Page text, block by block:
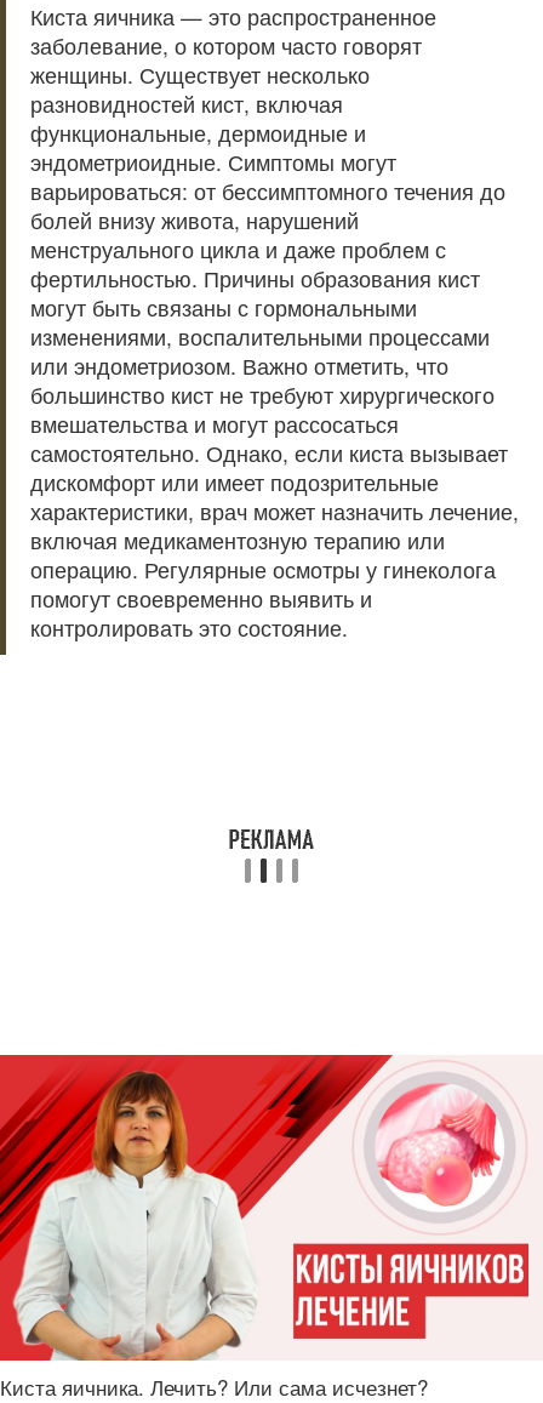
Киста яичника — это распространенное
заболевание, о котором часто говорят
женщины. Существует несколько
разновидностей кист, включая
функциональные, дермоидные и
эндометриоидные. Симптомы могут
варьироваться: от бессимптомного течения до
болей внизу живота, нарушений
менструального цикла и даже проблем с
фертильностью. Причины образования кист
могут быть связаны с гормональными
изменениями, воспалительными процессами
или эндометриозом. Важно отметить, что
большинство кист не требуют хирургического
вмешательства и могут рассосаться
самостоятельно. Однако, если киста вызывает
дискомфорт или имеет подозрительные
характеристики, врач может назначить лечение,
включая медикаментозную терапию или
операцию. Регулярные осмотры у гинеколога
помогут своевременно выявить и
контролировать это состояние.
Киста яичника. Лечить? Или сама исчезнет?